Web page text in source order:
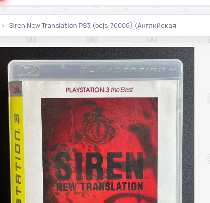
Siren New Translation PS3 (bcjs-70006) (Английская